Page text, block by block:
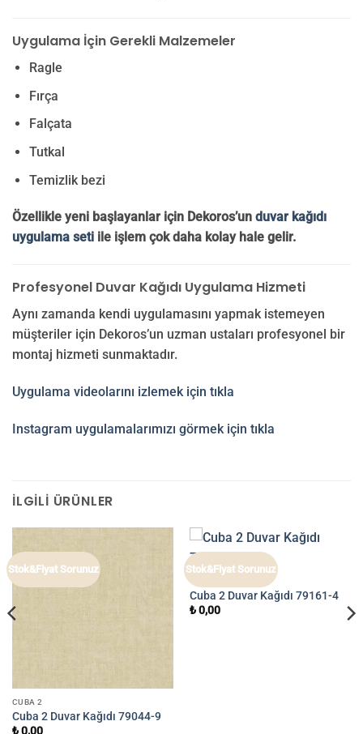
Uygulama İçin Gerekli Malzemeler
Ragle
Fırça
Falçata
Tutkal
Temizlik bezi
Özellikle yeni başlayanlar için Dekoros’un duvar kağıdı
uygulama seti ile işlem çok daha kolay hale gelir.
Profesyonel Duvar Kağıdı Uygulama Hizmeti
Aynı zamanda kendi uygulamasını yapmak istemeyen
müşteriler için Dekoros’un uzman ustaları profesyonel bir
montaj hizmeti sunmaktadır.
Uygulama videolarını izlemek için tıkla
Instagram uygulamalarımızı görmek için tıkla
İLGILI ÜRÜNLER
Stok&Fiyat Sorunuz
CUBA 2
Cuba 2 Duvar Kağıdı 79044-9
₺0,00
Stok&Fiyat Sorunuz
Cuba 2 Duvar Kağıdı 79161-4
₺0,00